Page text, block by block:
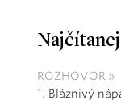
ROZHOVOR
Bláznivý